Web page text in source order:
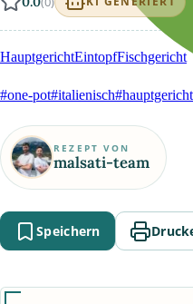
HauptgerichtEintopfFischgericht
#one-pot#italienisch#hauptgericht
REZEPT VON
malsati-team
Speichern